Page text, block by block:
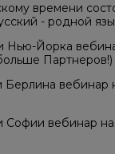
времени
- родной
Нью-Йорка
Партнеров!)
Берлина вебинар
Софии вебинар на